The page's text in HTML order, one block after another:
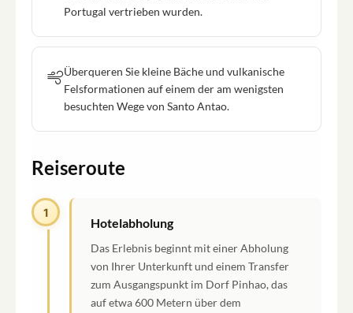
Portugal vertrieben wurden.
Überqueren Sie kleine Bäche und vulkanische
Felsformationen auf einem der am wenigsten
besuchten Wege von Santo Antao.
Reiseroute
1
Hotelabholung
Das Erlebnis beginnt mit einer Abholung
von Ihrer Unterkunft und einem Transfer
zum Ausgangspunkt im Dorf Pinhao, das
auf etwa 600 Metern über dem